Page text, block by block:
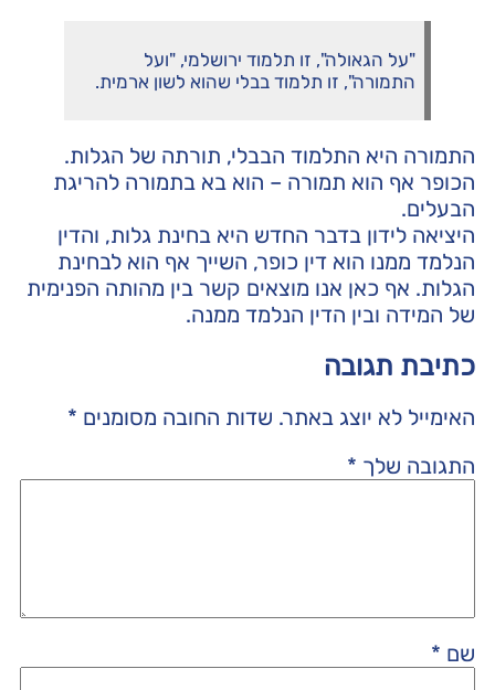
"על הגאולה", זו תלמוד ירושלמי, "ועל
התמורה", זו תלמוד בבלי שהוא לשון ארמית.
התמורה היא התלמוד הבבלי, תורתה של הגלות.
הכופר אף הוא תמורה – הוא בא בתמורה להריגת
הבעלים.
היציאה לידון בדבר החדש היא בחינת גלות, והדין
הנלמד ממנו הוא דין כופר, השייך אף הוא לבחינת
הגלות. אף כאן אנו מוצאים קשר בין מהותה הפנימית
של המידה ובין הדין הנלמד ממנה.
כתיבת תגובה
האימייל לא יוצג באתר. שדות החובה מסומנים *
התגובה שלך *
שם *